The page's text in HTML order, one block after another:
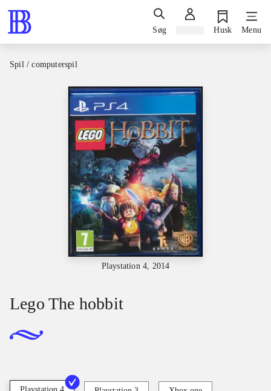
Søg Husk Menu
Spil / computerspil
Playstation 4, 2014
Lego The hobbit